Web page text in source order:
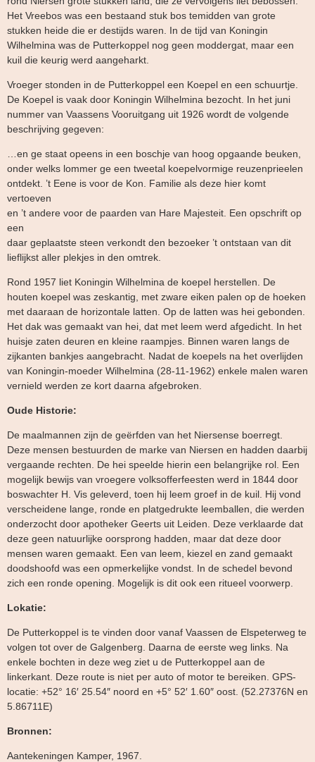
Het Vreebos was een bestaand stuk bos temidden van grote
stukken heide die er destijds waren. In de tijd van Koningin
Wilhelmina was de Putterkoppel nog geen moddergat, maar een
kuil die keurig werd aangeharkt.
Vroeger stonden in de Putterkoppel een Koepel en een schuurtje.
De Koepel is vaak door Koningin Wilhelmina bezocht. In het juni
nummer van Vaassens Vooruitgang uit 1926 wordt de volgende
beschrijving gegeven:
…en ge staat opeens in een boschje van hoog opgaande beuken,
onder welks lommer ge een tweetal koepelvormige reuzenprieelen
ontdekt. ’t Eene is voor de Kon. Familie als deze hier komt
vertoeven
en ’t andere voor de paarden van Hare Majesteit. Een opschrift op
een
daar geplaatste steen verkondt den bezoeker ’t ontstaan van dit
lieflijkst aller plekjes in den omtrek.
Rond 1957 liet Koningin Wilhelmina de koepel herstellen. De
houten koepel was zeskantig, met zware eiken palen op de hoeken
met daaraan de horizontale latten. Op de latten was hei gebonden.
Het dak was gemaakt van hei, dat met leem werd afgedicht. In het
huisje zaten deuren en kleine raampjes. Binnen waren langs de
zijkanten bankjes aangebracht. Nadat de koepels na het overlijden
van Koningin-moeder Wilhelmina (28-11-1962) enkele malen waren
vernield werden ze kort daarna afgebroken.
Oude Historie:
De maalmannen zijn de geërfden van het Niersense boerregt.
Deze mensen bestuurden de marke van Niersen en hadden daarbij
vergaande rechten. De hei speelde hierin een belangrijke rol. Een
mogelijk bewijs van vroegere volksofferfeesten werd in 1844 door
boswachter H. Vis geleverd, toen hij leem groef in de kuil. Hij vond
verscheidene lange, ronde en platgedrukte leemballen, die werden
onderzocht door apotheker Geerts uit Leiden. Deze verklaarde dat
deze geen natuurlijke oorsprong hadden, maar dat deze door
mensen waren gemaakt. Een van leem, kiezel en zand gemaakt
doodshoofd was een opmerkelijke vondst. In de schedel bevond
zich een ronde opening. Mogelijk is dit ook een ritueel voorwerp.
Lokatie:
De Putterkoppel is te vinden door vanaf Vaassen de Elspeterweg te
volgen tot over de Galgenberg. Daarna de eerste weg links. Na
enkele bochten in deze weg ziet u de Putterkoppel aan de
linkerkant. Deze route is niet per auto of motor te bereiken. GPS-
locatie: +52° 16′ 25.54″ noord en +5° 52′ 1.60″ oost. (52.27376N en
5.86711E)
Bronnen:
Aantekeningen Kamper, 1967.